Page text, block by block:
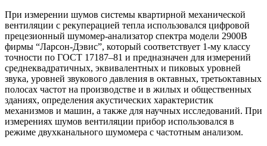
При измерении шумов системы квартирной механической
вентиляции с рекуперацией тепла использовался цифровой
прецезионный шумомер-анализатор спектра модели 2900В
фирмы “Ларсон-Дэвис”, который соответствует 1-му классу
точности по ГОСТ 17187–81 и предназначен для измерений
среднеквадратичных, эквивалентных и пиковых уровней
звука, уровней звукового давления в октавных, третьоктавных
полосах частот на производстве и в жилых и общественных
зданиях, определения акустических характеристик
механизмов и машин, а также для научных исследований. При
измерениях шумов вентиляции прибор использовался в
режиме двухканального шумомера с частотным анализом.